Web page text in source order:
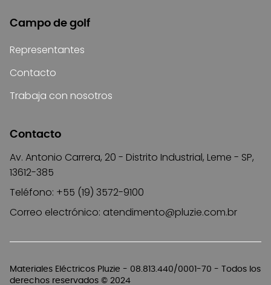
Materiales Eléctricos Pluzie - 08.813.440/0001-70 - Todos los
derechos reservados © 2024
Campo de golf
Representantes
Contacto
Trabaja con nosotros
Contacto
Av. Antonio Carrera, 20 - Distrito Industrial, Leme - SP,
13612-385
Teléfono: +55 (19) 3572-9100
Correo electrónico: atendimento@pluzie.com.br